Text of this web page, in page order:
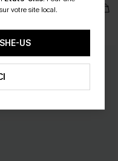
€
votre site local.
US